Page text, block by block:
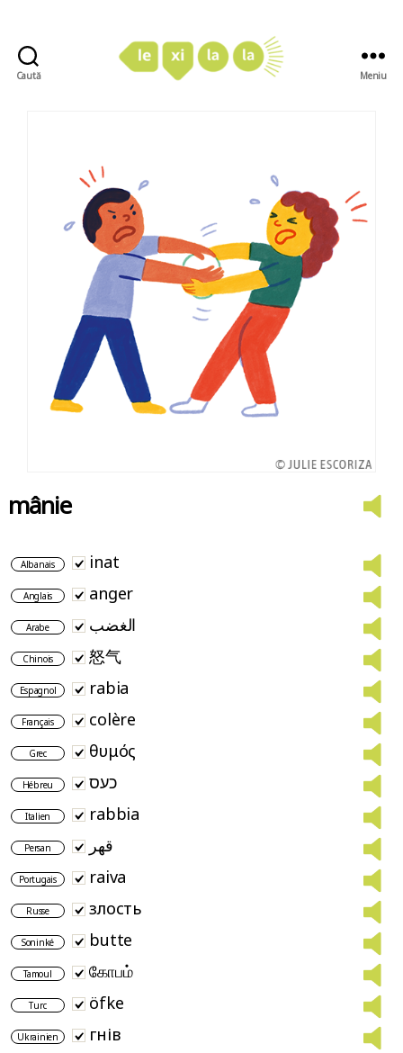
Caută Meniu
mânie
Albanais inat
Anglais anger
Arabe الغضب
Chinois 怒气
Espagnol rabia
Français colère
Grec θυμός
Hébreu כעס
Italien rabbia
Persan قهر
Portugais raiva
Russe злость
Soninké butte
Tamoul கோபம்
Turc öfke
Ukrainien гнів